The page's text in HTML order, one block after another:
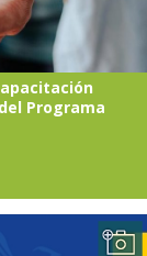
Programa